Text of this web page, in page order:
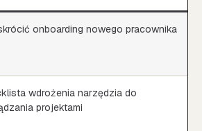
onboarding nowego pracownika
wdrożenia narzędzia do
projektami